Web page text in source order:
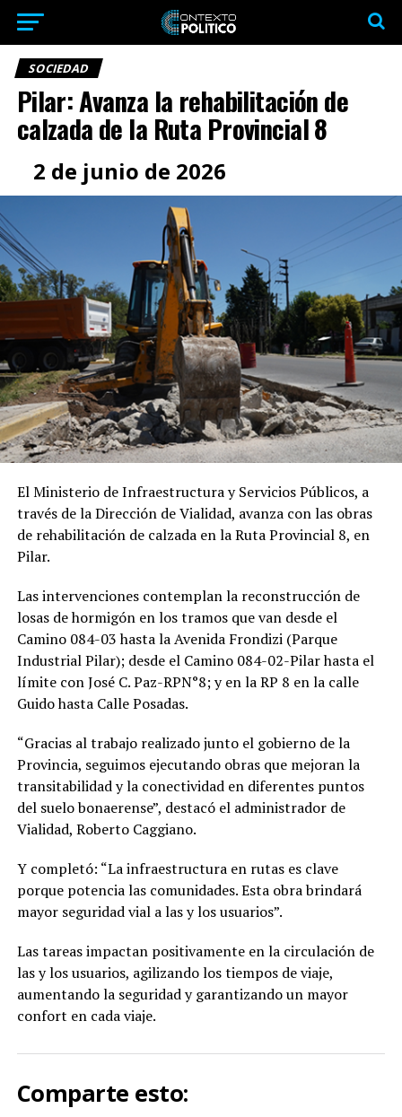
SOCIEDAD
Pilar: Avanza la rehabilitación de
calzada de la Ruta Provincial 8
2 de junio de 2026
El Ministerio de Infraestructura y Servicios Públicos, a
través de la Dirección de Vialidad, avanza con las obras
de rehabilitación de calzada en la Ruta Provincial 8, en
Pilar.
Las intervenciones contemplan la reconstrucción de
losas de hormigón en los tramos que van desde el
Camino 084-03 hasta la Avenida Frondizi (Parque
Industrial Pilar); desde el Camino 084-02-Pilar hasta el
límite con José C. Paz-RPN°8; y en la RP 8 en la calle
Guido hasta Calle Posadas.
“Gracias al trabajo realizado junto el gobierno de la
Provincia, seguimos ejecutando obras que mejoran la
transitabilidad y la conectividad en diferentes puntos
del suelo bonaerense”, destacó el administrador de
Vialidad, Roberto Caggiano.
Y completó: “La infraestructura en rutas es clave
porque potencia las comunidades. Esta obra brindará
mayor seguridad vial a las y los usuarios”.
Las tareas impactan positivamente en la circulación de
las y los usuarios, agilizando los tiempos de viaje,
aumentando la seguridad y garantizando un mayor
confort en cada viaje.
Comparte esto: